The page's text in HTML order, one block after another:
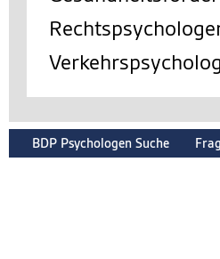
BDP Psychologen Suche